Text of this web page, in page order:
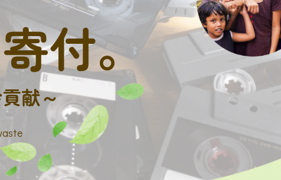
付。
献～